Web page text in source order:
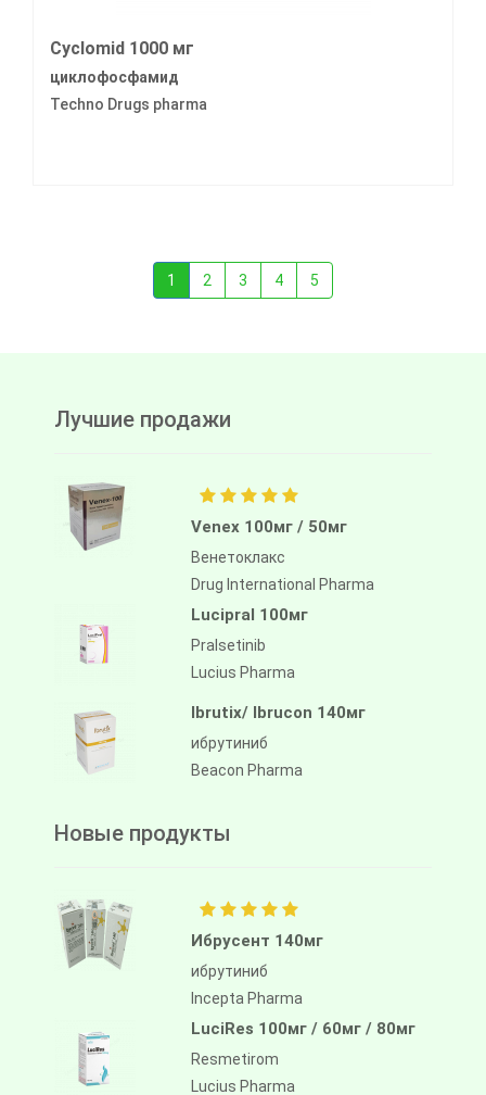
Cyclomid 1000 мг
циклофосфамид
Techno Drugs pharma
1 2 3 4 5
Лучшие продажи
Venex 100мг / 50мг
Венетоклакс
Drug International Pharma
Lucipral 100мг
Pralsetinib
Lucius Pharma
Ibrutix/ Ibrucon 140мг
ибрутиниб
Beacon Pharma
Новые продукты
Ибрусент 140мг
ибрутиниб
Incepta Pharma
LuciRes 100мг / 60мг / 80мг
Resmetirom
Lucius Pharma